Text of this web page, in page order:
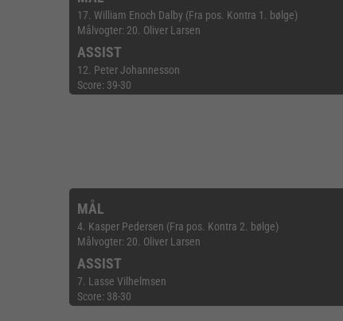
17. William Enoch Dalby (Fra pos. Kontra 1. bølge)
Målvogter: 20. Oliver Larsen
ASSIST
12. Peter Johannesson
Score: 39-30
MÅL
4. Kasper Pedersen (Fra pos. Kontra 2. bølge)
Målvogter: 20. Oliver Larsen
ASSIST
7. Lasse Vilhelmsen
Score: 38-30